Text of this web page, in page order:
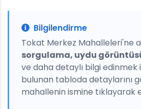
Bilgilendirme
Tokat Merkez Mahalleleri'ne
sorgulama, uydu
ve daha detaylı bilgi edinmek
bulunan tabloda detaylarını
mahallenin ismine tıklayarak